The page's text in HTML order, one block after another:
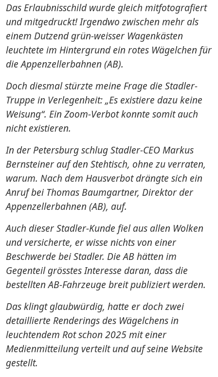
Das Erlaubnisschild wurde gleich mitfotografiert
und mitgedruckt! Irgendwo zwischen mehr als
einem Dutzend grün-weisser Wagenkästen
leuchtete im Hintergrund ein rotes Wägelchen für
die Appenzellerbahnen (AB).
Doch diesmal stürzte meine Frage die Stadler-
Truppe in Verlegenheit: „Es existiere dazu keine
Weisung“. Ein Zoom-Verbot konnte somit auch
nicht existieren.
In der Petersburg schlug Stadler-CEO Markus
Bernsteiner auf den Stehtisch, ohne zu verraten,
warum. Nach dem Hausverbot drängte sich ein
Anruf bei Thomas Baumgartner, Direktor der
Appenzellerbahnen (AB), auf.
Auch dieser Stadler-Kunde fiel aus allen Wolken
und versicherte, er wisse nichts von einer
Beschwerde bei Stadler. Die AB hätten im
Gegenteil grösstes Interesse daran, dass die
bestellten AB-Fahrzeuge breit publiziert werden.
Das klingt glaubwürdig, hatte er doch zwei
detaillierte Renderings des Wägelchens in
leuchtendem Rot schon 2025 mit einer
Medienmitteilung verteilt und auf seine Website
gestellt.